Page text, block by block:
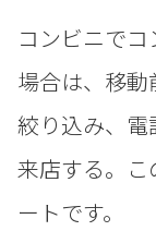
コンビニで
場合は、移
絞り込み、電
来店する。
ートです。